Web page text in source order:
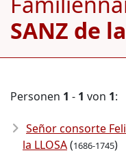
SANZ de
Personen 1 - 1 von 1:
Señor consorte
la LLOSA(1686-1745)